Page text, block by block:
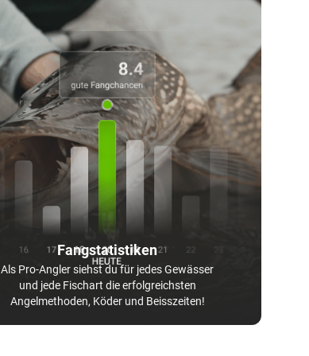
Fangstatistiken
Als Pro-Angler siehst du für jedes Gewässer
und jede Fischart die erfolgreichsten
Angelmethoden, Köder und Beisszeiten!